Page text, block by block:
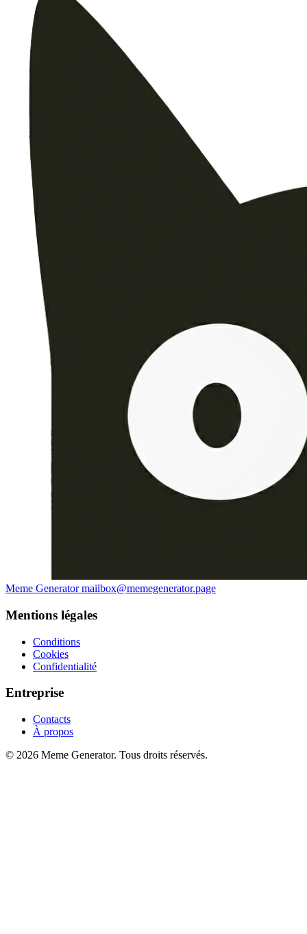
Meme Generatormailbox@memegenerator.page
Mentions légales
Conditions
Cookies
Confidentialité
Entreprise
Contacts
À propos
© 2026 Meme Generator. Tous droits réservés.